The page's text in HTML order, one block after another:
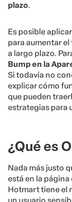
plazo.
Es posible
para aumentar
a largo plazo.
Bump en la
Si todavía no
explicar cómo
que pueden
estrategias para
¿Qué es
Nada más justo
está en la
Hotmart tiene el